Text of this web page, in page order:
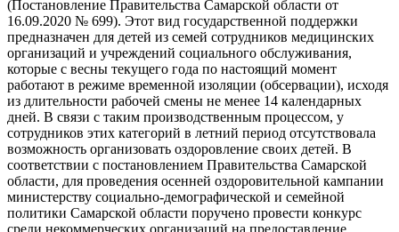
(Постановление Правительства Самарской области от
16.09.2020 № 699). Этот вид государственной поддержки
предназначен для детей из семей сотрудников медицинских
организаций и учреждений социального обслуживания,
которые с весны текущего года по настоящий момент
работают в режиме временной изоляции (обсервации), исходя
из длительности рабочей смены не менее 14 календарных
дней. В связи с таким производственным процессом, у
сотрудников этих категорий в летний период отсутствовала
возможность организовать оздоровление своих детей. В
соответствии с постановлением Правительства Самарской
области, для проведения осенней оздоровительной кампании
министерству социально-демографической и семейной
политики Самарской области поручено провести конкурс